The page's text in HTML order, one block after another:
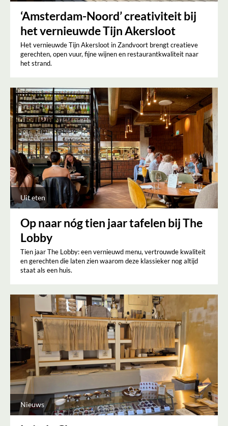
‘Amsterdam-Noord’ creativiteit bij
het vernieuwde Tijn Akersloot
Het vernieuwde Tijn Akersloot in Zandvoort brengt creatieve
gerechten, open vuur, fijne wijnen en restaurantkwaliteit naar
het strand.
Uit eten
Op naar nóg tien jaar tafelen bij The
Lobby
Tien jaar The Lobby: een vernieuwd menu, vertrouwde kwaliteit
en gerechten die laten zien waarom deze klassieker nog altijd
staat als een huis.
Nieuws